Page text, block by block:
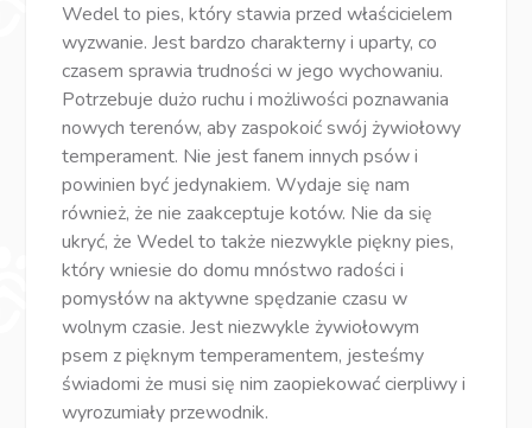
Wedel to pies, który stawia przed właścicielem
wyzwanie. Jest bardzo charakterny i uparty, co
czasem sprawia trudności w jego wychowaniu.
Potrzebuje dużo ruchu i możliwości poznawania
nowych terenów, aby zaspokoić swój żywiołowy
temperament. Nie jest fanem innych psów i
powinien być jedynakiem. Wydaje się nam
również, że nie zaakceptuje kotów. Nie da się
ukryć, że Wedel to także niezwykle piękny pies,
który wniesie do domu mnóstwo radości i
pomysłów na aktywne spędzanie czasu w
wolnym czasie. Jest niezwykle żywiołowym
psem z pięknym temperamentem, jesteśmy
świadomi że musi się nim zaopiekować cierpliwy i
wyrozumiały przewodnik.